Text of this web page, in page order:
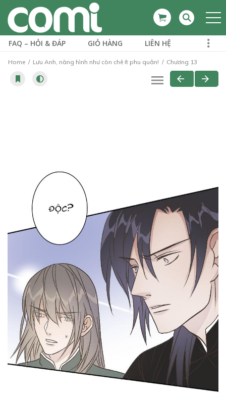
FAQ – HỎI & ĐÁP GIỎ HÀNG LIÊN HỆ
Home Lưu Anh, nàng hình như còn chê ít phu quân! Chương 13